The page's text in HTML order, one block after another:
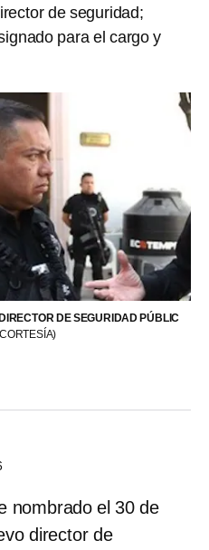
de seguridad;
para el cargo y
DE SEGURIDAD PÚBLIC
nombrado el 30 de
director de